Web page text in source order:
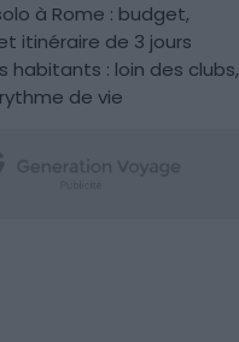
à Rome : budget,
itinéraire de 3 jours
habitants : loin des clubs,
de vie